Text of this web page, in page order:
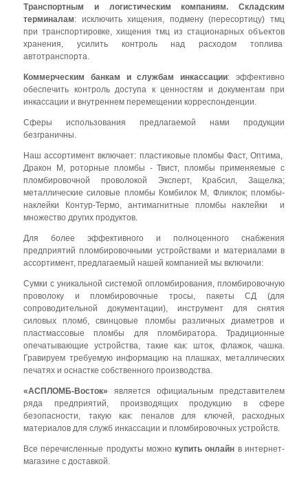
Транспортным и логистическим компаниям. Складским
терминалам: исключить хищения, подмену (пересортицу) тмц
при транспортировке, хищения тмц из стационарных объектов
хранения, усилить контроль над расходом топлива
автотранспорта.
Коммерческим банкам и службам инкассации: эффективно
обеспечить контроль доступа к ценностям и документам при
инкассации и внутреннем перемещении корреспонденции.
Сферы использования предлагаемой нами продукции
безграничны.
Наш ассортимент включает: пластиковые пломбы Фаст, Оптима,
Дракон М, роторные пломбы - Твист, пломбы применяемые с
пломбировочной проволокой Эксперт, Крабсил, Защелка;
металлические силовые пломбы Комбилок М, Фликлок; пломбы-
наклейки Контур-Термо, антимагнитные пломбы наклейки и
множество других продуктов.
Для более эффективного и полноценного снабжения
предприятий пломбировочными устройствами и материалами в
ассортимент, предлагаемый нашей компанией мы включили:
Сумки с уникальной системой опломбирования, пломбировочную
проволоку и пломбировочные тросы, пакеты СД (для
сопроводительной документации), инструмент для снятия
силовых пломб, свинцовые пломбы различных диаметров и
пластмассовые пломбы для пломбиратора. Традиционные
опечатывающие устройства, такие как: шток, флажок, чашка.
Гравируем требуемую информацию на плашках, металлических
печатях и оснастке собственного производства.
«АСПЛОМБ-Восток» является официальным представителем
ряда предприятий, производящих продукцию в сфере
безопасности, такую как: пеналов для ключей, расходных
материалов для служб инкассации и пломбировочных устройств.
Все перечисленные продукты можнокупить онлайн в интернет-
магазине с доставкой.